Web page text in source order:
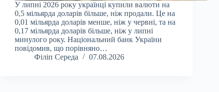
У липні 2026 року українці купили валюти на
0,5 мільярда доларів більше, ніж продали. Це на
0,01 мільярда доларів менше, ніж у червні, та на
0,17 мільярда доларів більше, ніж у липні
минулого року. Національний банк України
повідомив, що порівняно…
Філіп Середа
07.08.2026